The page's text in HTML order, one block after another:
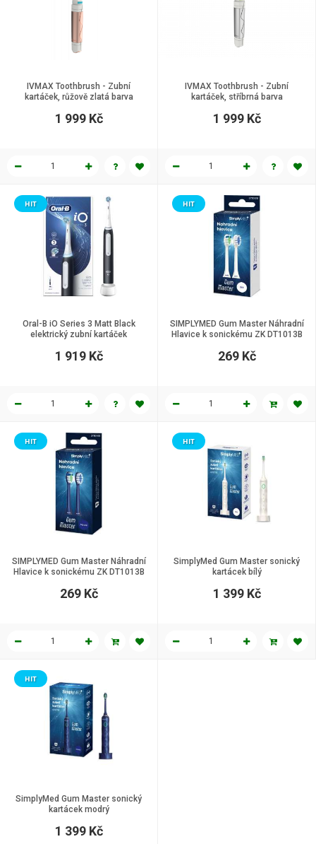
IVMAX Toothbrush - Zubní
kartáček, růžově zlatá barva
1 999 Kč
IVMAX Toothbrush - Zubní
kartáček, stříbrná barva
1 999 Kč
Oral-B iO Series 3 Matt Black
elektrický zubní kartáček
HIT
1 919 Kč
SIMPLYMED Gum Master Náhradní
Hlavice k sonickému ZK DT1013B
HIT
269 Kč
SIMPLYMED Gum Master Náhradní
Hlavice k sonickému ZK DT1013B
HIT
269 Kč
SimplyMed Gum Master sonický
kartácek bílý
HIT
1 399 Kč
SimplyMed Gum Master sonický
kartácek modrý
HIT
1 399 Kč